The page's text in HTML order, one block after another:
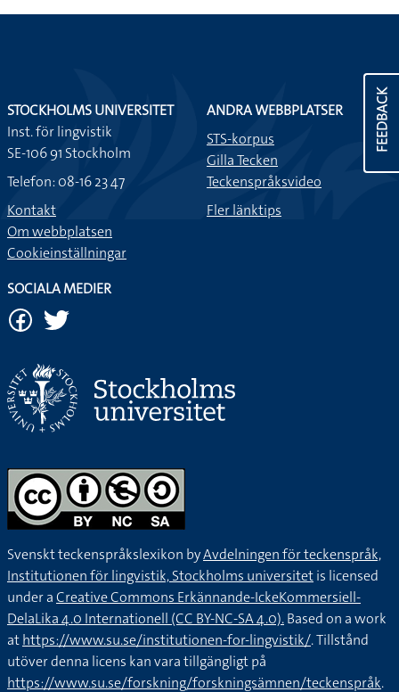
FEEDBACK
STOCKHOLMS UNIVERSITET
Inst. för lingvistik
SE-106 91 Stockholm
Telefon: 08-16 23 47
Kontakt
Om webbplatsen
Cookieinställningar
ANDRA WEBBPLATSER
STS-korpus
Gilla Tecken
Teckenspråksvideo
Fler länktips
SOCIALA MEDIER
Svenskt teckenspråkslexikon byAvdelningen för teckenspråk,
Institutionen för lingvistik, Stockholms universitetis licensed
under aCreative Commons Erkännande-IckeKommersiell-
DelaLika 4.0 Internationell (CC BY-NC-SA 4.0).Based on a work
athttps://www.su.se/institutionen-for-lingvistik/. Tillstånd
utöver denna licens kan vara tillgängligt på
https://www.su.se/forskning/forskningsämnen/teckenspråk.